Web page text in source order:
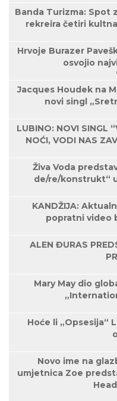
Banda Turizma: Spot
rekreira četiri
Hrvoje Burazer
osvojio
Jacques Houdek na
novi singl
LUBINO: NOVI SINGL
NOĆI, VODI NAS
Živa Voda
de/re/konstrukt“
KANDŽIJA:
popratni video
ALEN ĐURAS
Mary May dio
Hoće li „Opsesija“
Novo ime na
umjetnica Zoe